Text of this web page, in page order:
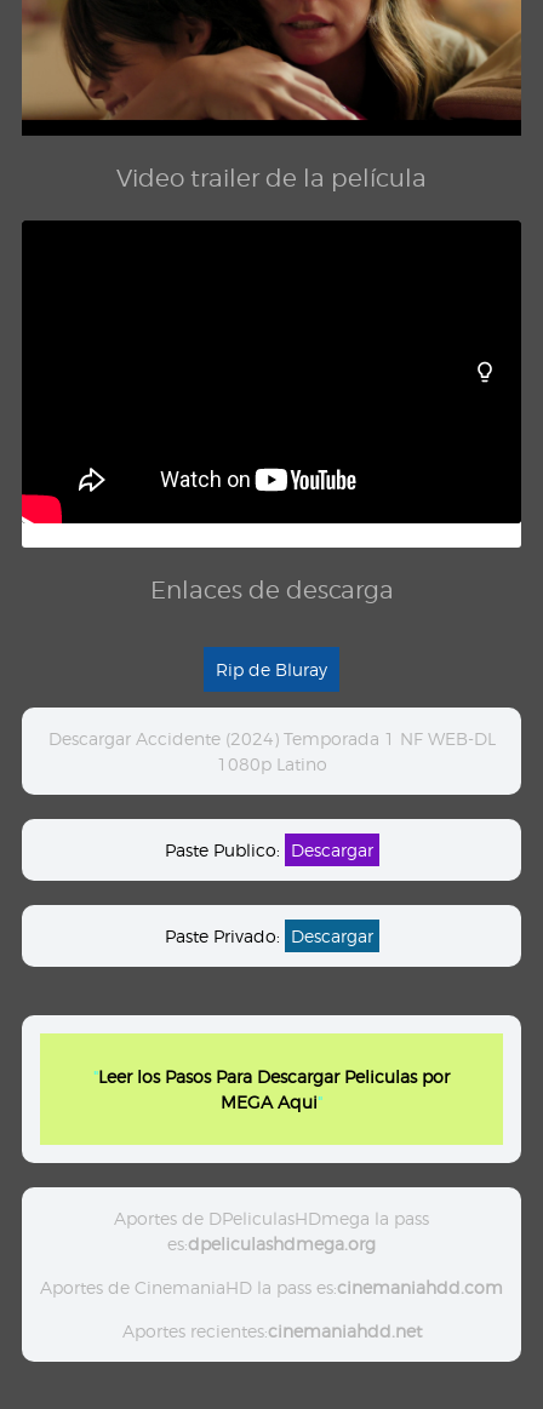
Video trailer de la película
Enlaces de descarga
Rip de Bluray
Descargar Accidente (2024) Temporada 1 NF WEB-DL
1080p Latino
Paste Publico: Descargar
Paste Privado: Descargar
"Leer los Pasos Para Descargar Peliculas por
MEGA Aqui"
Aportes de DPeliculasHDmega la pass
es:dpeliculashdmega.org
Aportes de CinemaniaHD la pass es:cinemaniahdd.com
Aportes recientes:cinemaniahdd.net